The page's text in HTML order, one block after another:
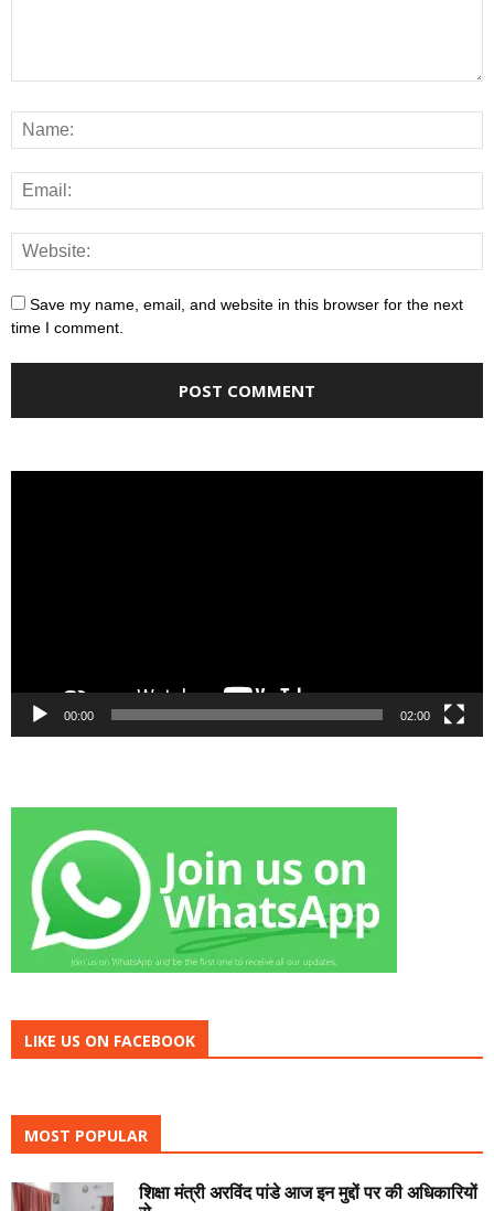
Save my name, email, and website in this browser for the next
time I comment.
00:00 02:00
LIKE US ON FACEBOOK
MOST POPULAR
शिक्षा मंत्री अरविंद पांडे आज इन मुद्दों पर की अधिकारियों